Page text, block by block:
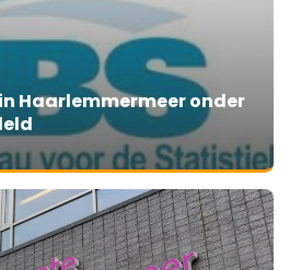
Haarlemmermeer onder